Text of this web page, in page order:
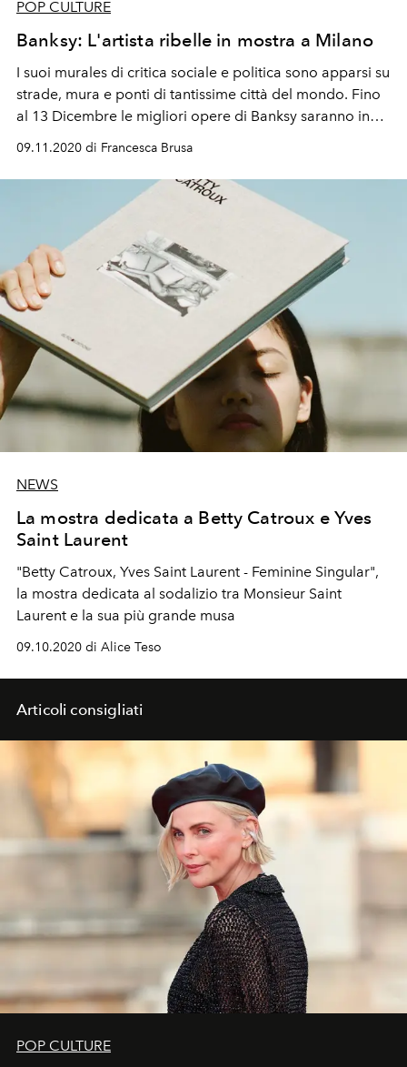
POP CULTURE
Banksy: L'artista ribelle in mostra a Milano
I suoi murales di critica sociale e politica sono apparsi su
strade, mura e ponti di tantissime città del mondo. Fino
al 13 Dicembre le migliori opere di Banksy saranno in
mostra al Teatro Arcimboldi insieme a quelle di altri
09.11.2020 di Francesca Brusa
NEWS
La mostra dedicata a Betty Catroux e Yves
Saint Laurent
"Betty Catroux, Yves Saint Laurent - Feminine Singular",
la mostra dedicata al sodalizio tra Monsieur Saint
Laurent e la sua più grande musa
09.10.2020 di Alice Teso
Articoli consigliati
POP CULTURE